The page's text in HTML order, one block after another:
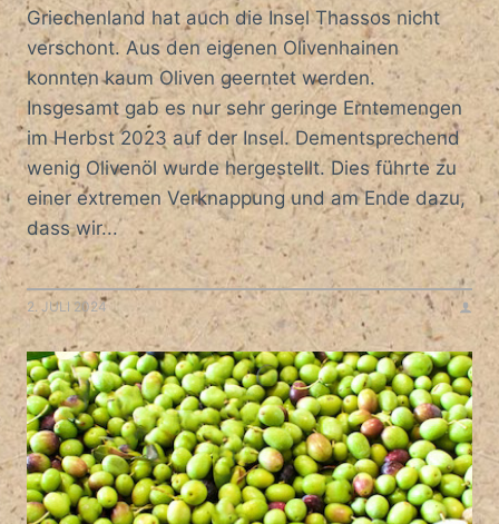
Griechenland hat auch die Insel Thassos nicht
verschont. Aus den eigenen Olivenhainen
konnten kaum Oliven geerntet werden.
Insgesamt gab es nur sehr geringe Erntemengen
im Herbst 2023 auf der Insel. Dementsprechend
wenig Olivenöl wurde hergestellt. Dies führte zu
einer extremen Verknappung und am Ende dazu,
dass wir...
2. JULI 2024